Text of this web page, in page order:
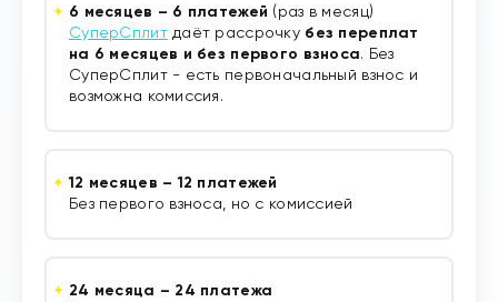
6 месяцев – 6 платежей (раз в месяц)
СуперСплитдаёт рассрочку без переплат
на 6 месяцев и без первого взноса. Без
СуперСплит - есть первоначальный взнос и
возможна комиссия.
12 месяцев – 12 платежей
Без первого взноса, но с комиссией
24 месяца – 24 платежа